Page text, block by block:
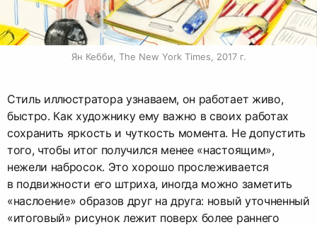
Ян Кебби, The New York Times, 2017 г.
Стиль иллюстратора узнаваем, он работает живо,
быстро. Как художнику ему важно в своих работах
сохранить яркость и чуткость момента. Не допустить
того, чтобы итог получился менее «настоящим»,
нежели набросок. Это хорошо прослеживается
в подвижности его штриха, иногда можно заметить
«наслоение» образов друг на друга: новый уточненный
«итоговый» рисунок лежит поверх более раннего